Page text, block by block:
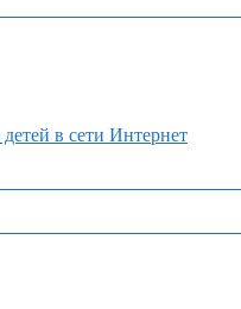
в сети Интернет